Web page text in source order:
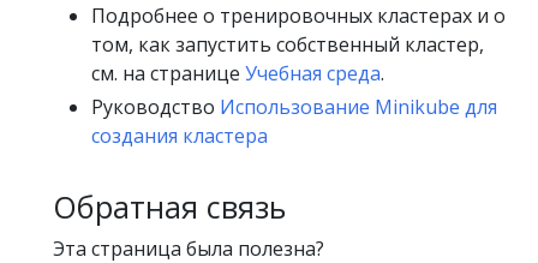
Подробнее о тренировочных кластерах и о
том, как запустить собственный кластер,
см. на странице Учебная среда.
Руководство Использование Minikube для
создания кластера
Обратная связь
Эта страница была полезна?